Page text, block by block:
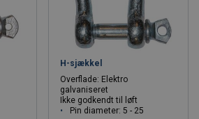
H-sjækkel
Overflade: Elektro
galvaniseret
Ikke godkendt til løft
Pin diameter: 5 - 25